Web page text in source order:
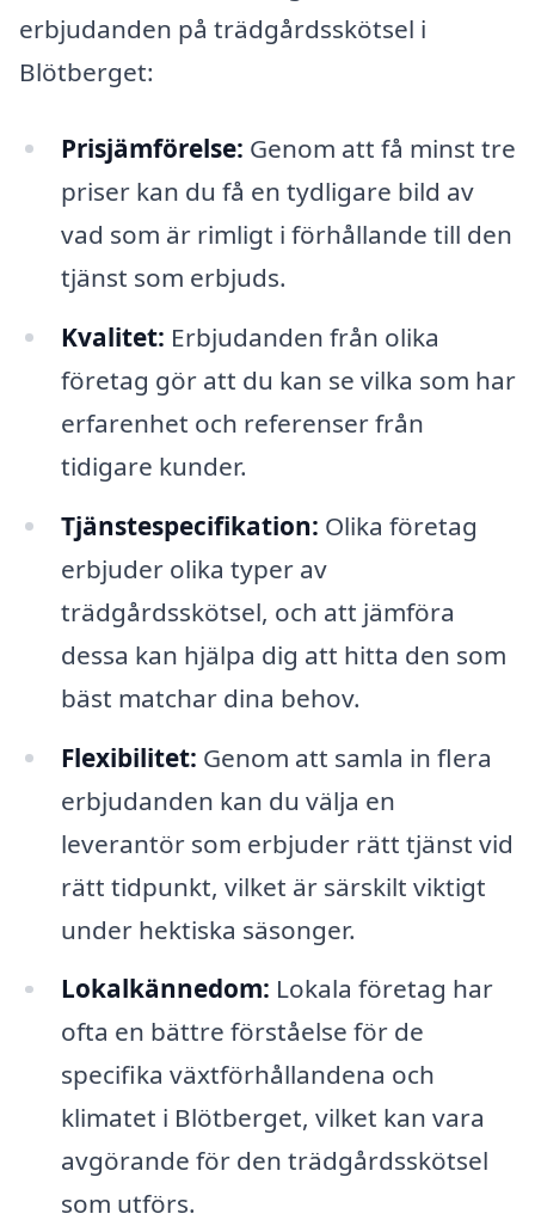
erbjudanden på trädgårdsskötsel i
Blötberget:
Prisjämförelse: Genom att få minst tre
priser kan du få en tydligare bild av
vad som är rimligt i förhållande till den
tjänst som erbjuds.
Kvalitet: Erbjudanden från olika
företag gör att du kan se vilka som har
erfarenhet och referenser från
tidigare kunder.
Tjänstespecifikation: Olika företag
erbjuder olika typer av
trädgårdsskötsel, och att jämföra
dessa kan hjälpa dig att hitta den som
bäst matchar dina behov.
Flexibilitet: Genom att samla in flera
erbjudanden kan du välja en
leverantör som erbjuder rätt tjänst vid
rätt tidpunkt, vilket är särskilt viktigt
under hektiska säsonger.
Lokalkännedom: Lokala företag har
ofta en bättre förståelse för de
specifika växtförhållandena och
klimatet i Blötberget, vilket kan vara
avgörande för den trädgårdsskötsel
som utförs.